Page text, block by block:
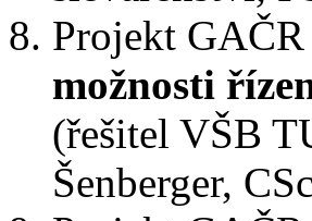
Projekt
možnosti
(řešitel VŠB
Šenberger,